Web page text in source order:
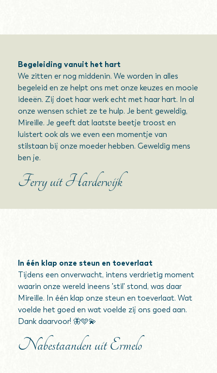
Begeleiding vanuit het hart
We zitten er nog middenin. We worden in alles
begeleid en ze helpt ons met onze keuzes en mooie
ideeën. Zij doet haar werk echt met haar hart. In al
onze wensen schiet ze te hulp. Je bent geweldig,
Mireille. Je geeft dat laatste beetje troost en
luistert ook als we even een momentje van
stilstaan bij onze moeder hebben. Geweldig mens
ben je.
Ferry uit Harderwijk
In één klap onze steun en toeverlaat
Tijdens een onverwacht, intens verdrietig moment
waarin onze wereld ineens 'stil' stond, was daar
Mireille. In één klap onze steun en toeverlaat. Wat
voelde het goed en wat voelde zij ons goed aan.
Dank daarvoor! 🦋🩵💫
Nabestaanden uit Ermelo